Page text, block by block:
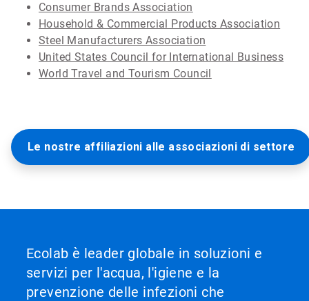
Consumer Brands Association
Household & Commercial Products Association
Steel Manufacturers Association
United States Council for International Business
World Travel and Tourism Council
Le nostre affiliazioni alle associazioni di settore
Ecolab è leader globale in soluzioni e
servizi per l'acqua, l'igiene e la
prevenzione delle infezioni che